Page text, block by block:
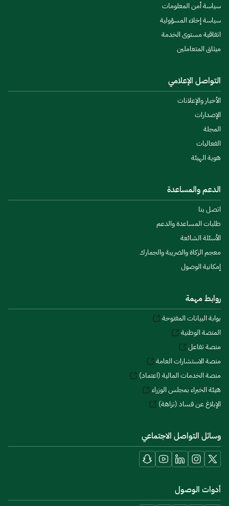
سياسة أمن المعلومات
سياسة إخلاء المسؤولية
اتفاقية مستوى الخدمة
ميثاق المتعاملين
التواصل الإعلامي
الأخبار والإعلانات
الإصدارات
المجلة
الفعاليات
هوية الهيئة
الدعم والمساعدة
اتصل بنا
طلبات المساعدة والدعم
الأسئلة الشائعة
معجم الزكاة والضريبة والجمارك
إمكانية الوصول
روابط مهمة
بوابة البيانات المفتوحة
المنصة الوطنية
منصة تفاعل
منصة الاستشارات العامة
منصة الخدمات المالية (اعتماد)
هيئة الخبراء بمجلس الوزراء
الإبلاغ عن فساد (نزاهة)
وسائل التواصل الاجتماعي
أدوات الوصول